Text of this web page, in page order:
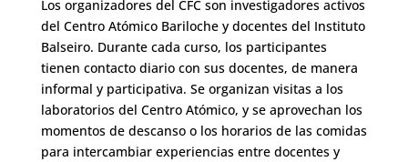
Los organizadores del CFC son investigadores activos
del Centro Atómico Bariloche y docentes del Instituto
Balseiro. Durante cada curso, los participantes
tienen contacto diario con sus docentes, de manera
informal y participativa. Se organizan visitas a los
laboratorios del Centro Atómico, y se aprovechan los
momentos de descanso o los horarios de las comidas
para intercambiar experiencias entre docentes y